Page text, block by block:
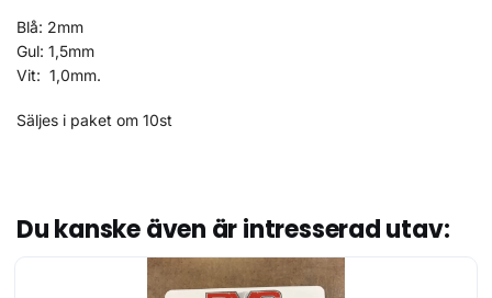
Blå: 2mm
Gul: 1,5mm
Vit: 1,0mm.
Säljes i paket om 10st
Du kanske även är intresserad utav: